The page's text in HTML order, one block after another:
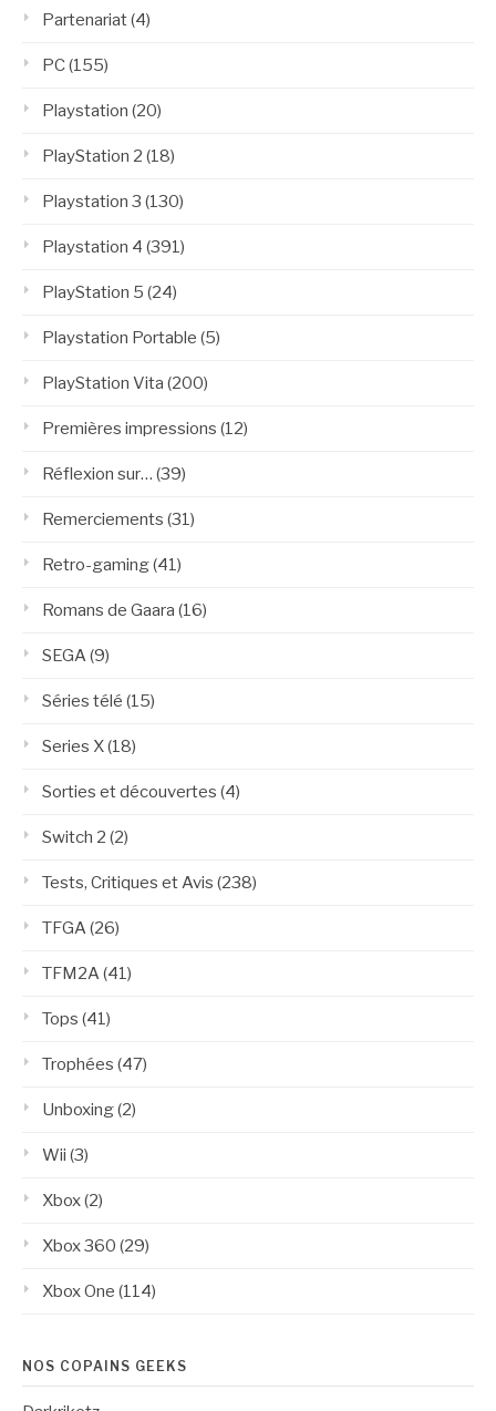
Partenariat(4)
PC(155)
Playstation (20)
PlayStation 2 (18)
Playstation 3 (130)
Playstation 4 (391)
PlayStation 5 (24)
Playstation Portable (5)
PlayStation Vita (200)
Premières impressions (12)
Réflexion sur… (39)
Remerciements (31)
Retro-gaming(41)
Romans de Gaara (16)
SEGA(9)
Séries télé (15)
Series X(18)
Sorties et découvertes (4)
Switch 2 (2)
Tests, Critiques et Avis (238)
TFGA(26)
TFM2A(41)
Tops (41)
Trophées (47)
Unboxing(2)
Wii (3)
Xbox(2)
Xbox 360 (29)
Xbox One (114)
NOS COPAINS GEEKS